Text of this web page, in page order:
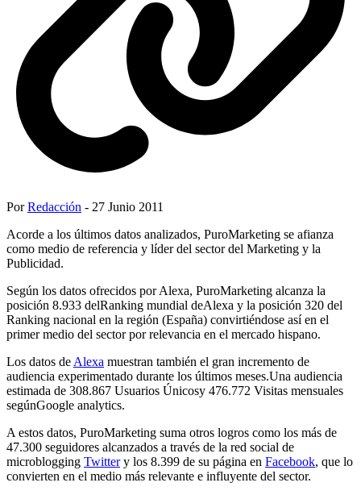
PorRedacción - 27 Junio 2011
Acorde a los últimos datos analizados, PuroMarketing se afianza
como medio de referencia y líder del sector del Marketing y la
Publicidad.
Según los datos ofrecidos por Alexa, PuroMarketing alcanza la
posición 8.933 delRanking mundial deAlexa y la posición 320 del
Ranking nacional en la región (España) convirtiéndose así en el
primer medio del sector por relevancia en el mercado hispano.
Los datos de Alexa muestran también el gran incremento de
audiencia experimentado durante los últimos meses.Una audiencia
estimada de 308.867 Usuarios Únicosy 476.772 Visitas mensuales
segúnGoogle analytics.
A estos datos, PuroMarketing suma otros logros como los más de
47.300 seguidores alcanzados a través de la red social de
microblogging Twittery los 8.399 de su página en Facebook, que lo
convierten en el medio más relevante e influyente del sector.